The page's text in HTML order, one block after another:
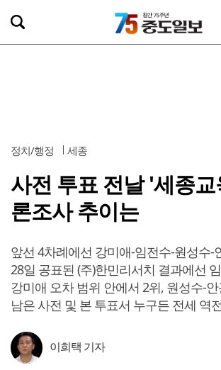
정치/행정 세종
사전 투표 전날 '세종
론조사 추이는
앞선 4차례에선 강미애-임전수-원성수-
28일 공표된 (주)한민리서치 결과에선
강미애 오차 범위 안에서 2위, 원성수-안
남은 사전 및 본 투표서 누구든 전세 역
이희택 기자